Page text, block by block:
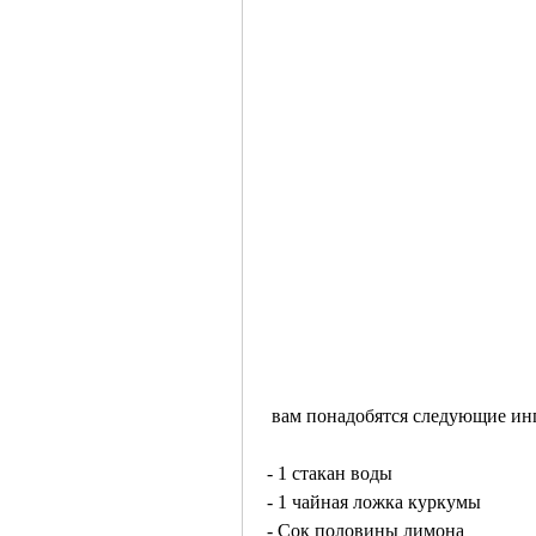
вам понадобятся следующие
- 1 стакан воды
- 1 чайная ложка куркумы
- Сок половины лимона